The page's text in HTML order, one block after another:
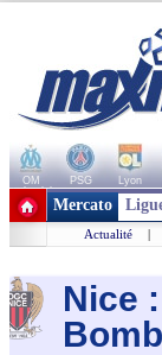
OM PSG Lyon
+ de clubs
Mercato
Actualité |
Nice